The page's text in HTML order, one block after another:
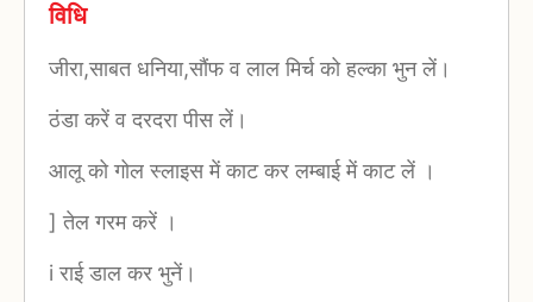
विधि
जीरा,साबत धनिया,सौंफ व लाल मिर्च को हल्का भुन लें।
ठंडा करें व दरदरा पीस लें।
आलू को गोल स्लाइस में काट कर लम्बाई में काट लें ।
] तेल गरम करें ।
i राई डाल कर भुनें।